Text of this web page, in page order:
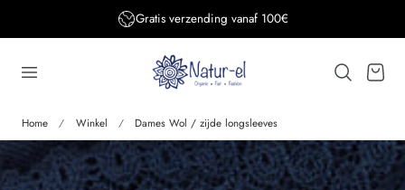
Gratis verzending BE&DE vanaf 150€
Home Winkel Dames Wol / zijde longsleeves